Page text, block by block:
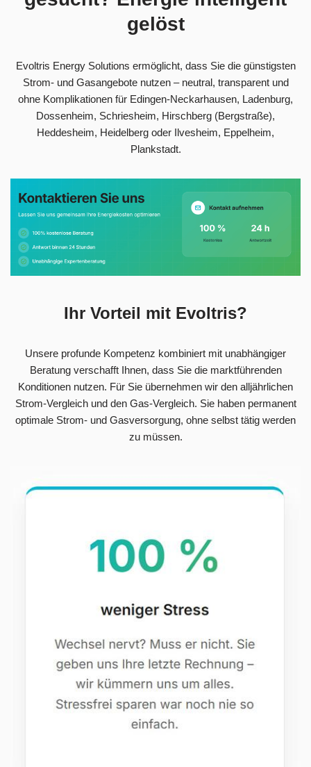
gelöst
Evoltris Energy Solutions ermöglicht, dass Sie die günstigsten
Strom- und Gasangebote nutzen – neutral, transparent und
ohne Komplikationen für Edingen-Neckarhausen, Ladenburg,
Dossenheim, Schriesheim, Hirschberg (Bergstraße),
Heddesheim, Heidelberg oder Ilvesheim, Eppelheim,
Plankstadt.
Ihr Vorteil mit Evoltris?
Unsere profunde Kompetenz kombiniert mit unabhängiger
Beratung verschafft Ihnen, dass Sie die marktführenden
Konditionen nutzen. Für Sie übernehmen wir den alljährlichen
Strom-Vergleich und den Gas-Vergleich. Sie haben permanent
optimale Strom- und Gasversorgung, ohne selbst tätig werden
zu müssen.